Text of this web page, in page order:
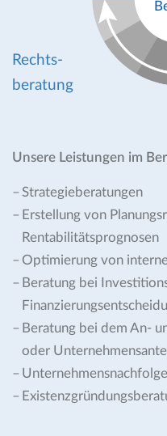
Rechts-
beratung
Unsere Leistungen im
Strategieberatungen
Erstellung von
Rentabilitätsprognosen
Optimierung von
Beratung bei
Beratung bei dem An-
oder